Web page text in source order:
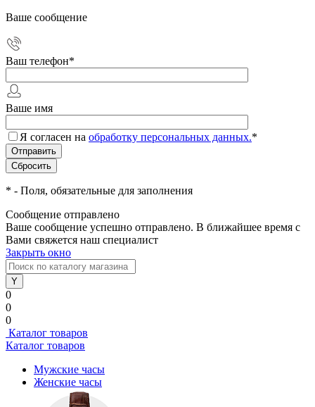
Ваше сообщение
Ваш телефон*
Ваше имя
Я согласен на обработку персональных данных.*
* - Поля, обязательные для заполнения
Сообщение отправлено
Ваше сообщение успешно отправлено. В ближайшее время с
Вами свяжется наш специалист
Закрыть окно
0
0
0
Каталог товаров
Каталог товаров
Мужские часы
Женские часы